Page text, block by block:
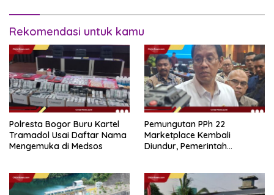
Rekomendasi untuk kamu
Polresta Bogor Buru Kartel
Tramadol Usai Daftar Nama
Mengemuka di Medsos
Pemungutan PPh 22
Marketplace Kembali
Diundur, Pemerintah